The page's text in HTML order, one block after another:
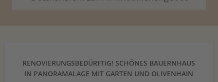
RENOVIERUNGSBEDÜRFTIG! SCHÖNES BAUERNHAUS
IN PANORAMALAGE MIT GARTEN UND OLIVENHAIN